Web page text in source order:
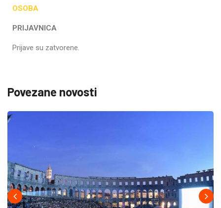
OSOBA
PRIJAVNICA
Prijave su zatvorene.
Povezane novosti